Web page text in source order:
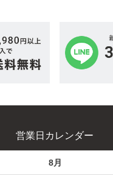
営業日カレンダー
8月